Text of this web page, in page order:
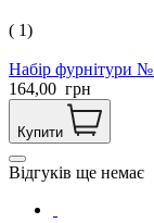
( 1)
Набір фурнітури
164,00 грн
Купити
Відгуків ще немає